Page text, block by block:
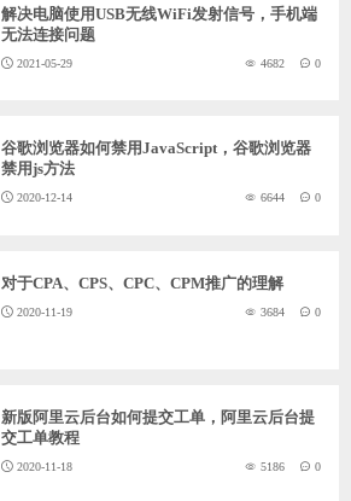
解决电脑使用USB无线WiFi发射信号，手机端
无法连接问题
2021-05-29 4682 0
谷歌浏览器如何禁用JavaScript，谷歌浏览器
禁用js方法
2020-12-14 6644 0
对于CPA、CPS、CPC、CPM推广的理解
2020-11-19 3684 0
新版阿里云后台如何提交工单，阿里云后台提
交工单教程
2020-11-18 5186 0